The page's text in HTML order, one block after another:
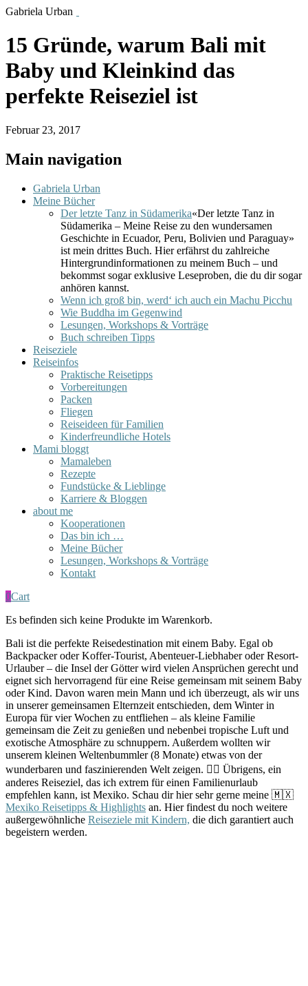
Gabriela Urban
15 Gründe, warum Bali mit
Baby und Kleinkind das
perfekte Reiseziel ist
Februar 23, 2017
Main navigation
Gabriela Urban
Meine Bücher
Der letzte Tanz in Südamerika«Der letzte Tanz in
Südamerika – Meine Reise zu den wundersamen
Geschichte in Ecuador, Peru, Bolivien und Paraguay»
ist mein drittes Buch. Hier erfährst du zahlreiche
Hintergrundinformationen zu meinem Buch – und
bekommst sogar exklusive Leseproben, die du dir sogar
anhören kannst.
Wenn ich groß bin, werd‘ ich auch ein Machu Picchu
Wie Buddha im Gegenwind
Lesungen, Workshops & Vorträge
Buch schreiben Tipps
Reiseziele
Reiseinfos
Praktische Reisetipps
Vorbereitungen
Packen
Fliegen
Reiseideen für Familien
Kinderfreundliche Hotels
Mami bloggt
Mamaleben
Rezepte
Fundstücke & Lieblinge
Karriere & Bloggen
about me
Kooperationen
Das bin ich …
Meine Bücher
Lesungen, Workshops & Vorträge
Kontakt
0Cart
Es befinden sich keine Produkte im Warenkorb.
Bali ist die perfekte Reisedestination mit einem Baby. Egal ob
Backpacker oder Koffer-Tourist, Abenteuer-Liebhaber oder Resort-
Urlauber – die Insel der Götter wird vielen Ansprüchen gerecht und
eignet sich hervorragend für eine Reise gemeinsam mit seinem Baby
oder Kind. Davon waren mein Mann und ich überzeugt, als wir uns
in unserer gemeinsamen Elternzeit entschieden, dem Winter in
Europa für vier Wochen zu entfliehen – als kleine Familie
gemeinsam die Zeit zu genießen und nebenbei tropische Luft und
exotische Atmosphäre zu schnuppern. Außerdem wollten wir
unserem kleinen Weltenbummler (8 Monate) etwas von der
wunderbaren und faszinierenden Welt zeigen. 👉🏻 Übrigens, ein
anderes Reiseziel, das ich extrem für einen Familienurlaub
empfehlen kann, ist Mexiko. Schau dir hier sehr gerne meine 🇲🇽
Mexiko Reisetipps & Highlights an. Hier findest du noch weitere
außergewöhnliche Reiseziele mit Kindern, die dich garantiert auch
begeistern werden.